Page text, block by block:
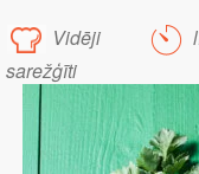
Vidēji
sarežģīti